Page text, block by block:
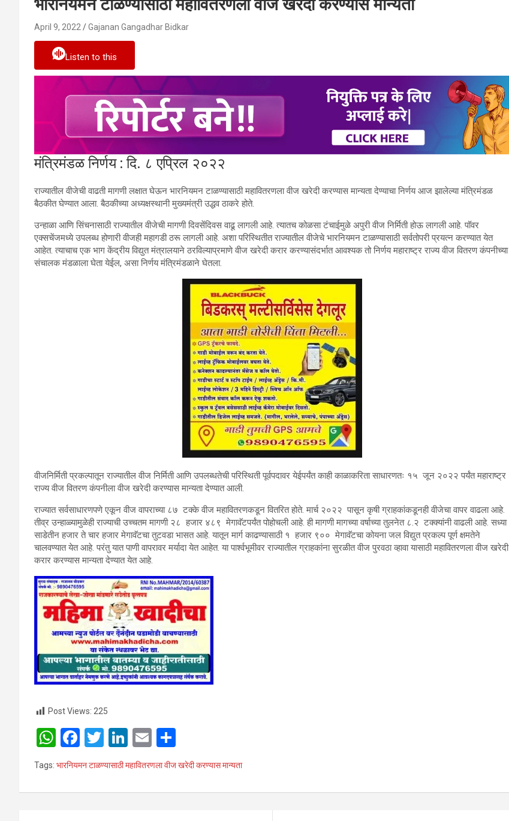
भारनियमन टाळण्यासाठी महावितरणला वीज खरेदी करण्यास मान्यता
April 9, 2022 Gajanan Gangadhar Bidkar
Listen to this
मंत्रिमंडळ निर्णय : दि. ८ एप्रिल २०२२
राज्यातील वीजेची वाढती मागणी लक्षात घेऊन भारनियमन टाळण्यासाठी महावितरणला वीज खरेदी करण्यास मान्यता देण्याचा निर्णय आज झालेल्या मंत्रिमंडळ
बैठकीत घेण्यात आला. बैठकीच्या अध्यक्षस्थानी मुख्यमंत्री उद्धव ठाकरे होते.
उन्हाळा आणि सिंचनासाठी राज्यातील वीजेची मागणी दिवसेंदिवस वाढू लागली आहे. त्यातच कोळसा टंचाईमुळे अपुरी वीज निर्मिती होऊ लागली आहे. पॉवर
एक्सचेंजमध्ये उपलब्ध होणारी वीजही महागडी ठरू लागली आहे. अशा परिस्थितीत राज्यातील वीजेचे भारनियमन टाळण्यासाठी सर्वतोपरी प्रयत्न करण्यात येत
आहेत. त्याचाच एक भाग केंद्रीय विद्युत मंत्रालयाने ठरविल्याप्रमाणे वीज खरेदी करार करण्यासंदर्भात आवश्यक तो निर्णय महाराष्ट्र राज्य वीज वितरण कंपनीच्या
संचालक मंडळाला घेता येईल, असा निर्णय मंत्रिमंडळाने घेतला.
वीजनिर्मिती प्रकल्पातून राज्यातील वीज निर्मिती आणि उपलब्धतेची परिस्थिती पूर्वपदावर येईपर्यंत काही काळाकरिता साधारणतः १५ जून २०२२ पर्यंत महाराष्ट्र
राज्य वीज वितरण कंपनीला वीज खरेदी करण्यास मान्यता देण्यात आली.
राज्यात सर्वसाधारणपणे एकून वीज वापराच्या ८७ टक्के वीज महावितरणकडून वितरित होते. मार्च २०२२ पासून कृषी ग्राहकांकडूनही वीजेचा वापर वाढला आहे.
तीव्र उन्हाळ्यामुळेही राज्याची उच्चतम मागणी २८ हजार ४८९ मेगावॅटपर्यंत पोहोचली आहे. ही मागणी मागच्या वर्षाच्या तुलनेत ८.२ टक्क्यांनी वाढली आहे. सध्या
साडेतीन हजार ते चार हजार मेगावॅटचा तुटवडा भासत आहे. यातून मार्ग काढण्यासाठी १ हजार ९०० मेगावॅटचा कोयना जल विद्युत प्रकल्प पूर्ण क्षमतेने
चालवण्यात येत आहे. परंतु यात पाणी वापरावर मर्यादा येत आहेत. या पार्श्वभूमीवर राज्यातील ग्राहकांना सुरळीत वीज पुरवठा व्हावा यासाठी महावितरणला वीज खरेदी
करार करण्यास मान्यता देण्यात येत आहे.
Post Views: 225
W
at
s
F
ce
b
T
wi
tt
er
Li
n
ke
dI
E
m
ail
h
ar
e
Tags: भारनियमन टाळण्यासाठी महावितरणला वीज खरेदी करण्यास मान्यता